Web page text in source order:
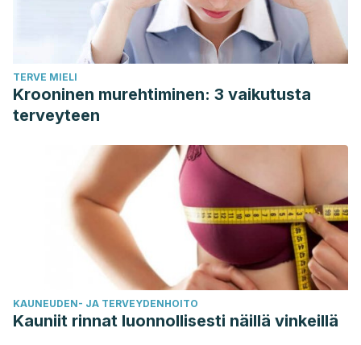
TERVE MIELI
Krooninen murehtiminen: 3 vaikutusta
terveyteen
KAUNEUDEN- JA TERVEYDENHOITO
Kauniit rinnat luonnollisesti näillä vinkeillä